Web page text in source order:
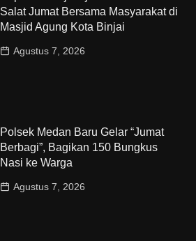
Salat Jumat Bersama Masyarakat di
Masjid Agung Kota Binjai
Agustus 7, 2026
Polsek Medan Baru Gelar “Jumat
Berbagi”, Bagikan 150 Bungkus
Nasi ke Warga
Agustus 7, 2026